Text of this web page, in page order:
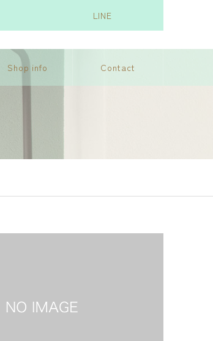
LINE
Shop info Contact